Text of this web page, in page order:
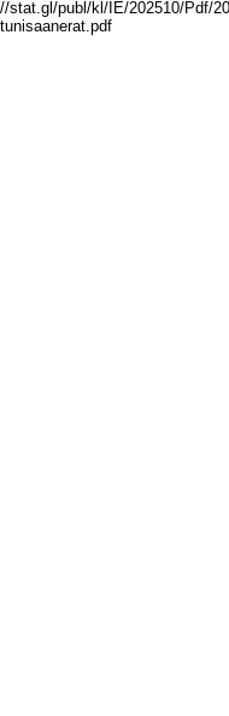
//stat.gl/publ/kl/IE/202510/Pdf/
tunisaanerat.pdf